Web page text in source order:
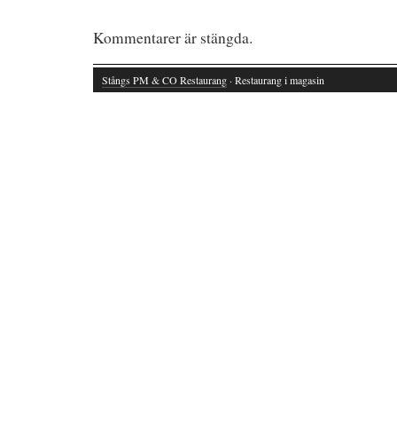
Kommentarer är stängda.
Stångs PM & CO Restaurang · Restaurang i magasin